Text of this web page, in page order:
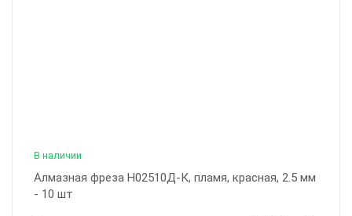
В наличии
Алмазная фреза Н02510Д-К, пламя, красная, 2.5 мм
- 10 шт